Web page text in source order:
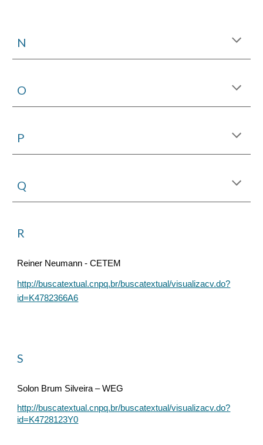
N
O
P
Q
R
Reiner Neumann - CETEM
http://buscatextual.cnpq.br/buscatextual/visualizacv.do?
id=K4782366A6
S
Solon Brum Silveira – WEG
http://buscatextual.cnpq.br/buscatextual/visualizacv.do?
id=K4728123Y0